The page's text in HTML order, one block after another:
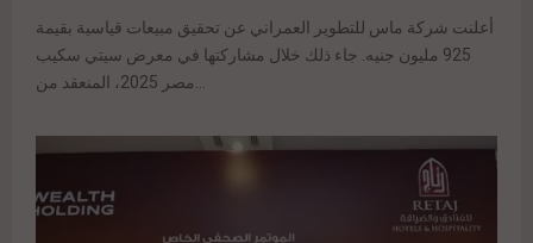
أعلنت شركة ماس للتطوير العمراني عن تحقيق مبيعات قياسية بقيمة
925 مليون جنيه. جاء ذلك خلال مشاركتها في معرض سيتي سكيب